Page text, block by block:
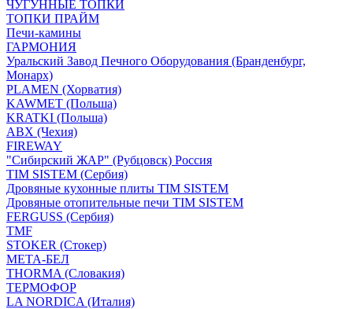
ЧУГУННЫЕ ТОПКИ
ТОПКИ ПРАЙМ
Печи-камины
ГАРМОНИЯ
Уральский Завод Печного Оборудования (Бранденбург,
Монарх)
PLAMEN (Хорватия)
KAWMET (Польша)
KRATKI (Польша)
ABX (Чехия)
FIREWAY
"Сибирский ЖАР" (Рубцовск) Россия
TIM SISTEM (Сербия)
Дровяные кухонные плиты TIM SISTEM
Дровяные отопительные печи TIM SISTEM
FERGUSS (Сербия)
TMF
STOKER (Стокер)
МЕТА-БЕЛ
THORMA (Словакия)
ТЕРМОФОР
LA NORDICA (Италия)